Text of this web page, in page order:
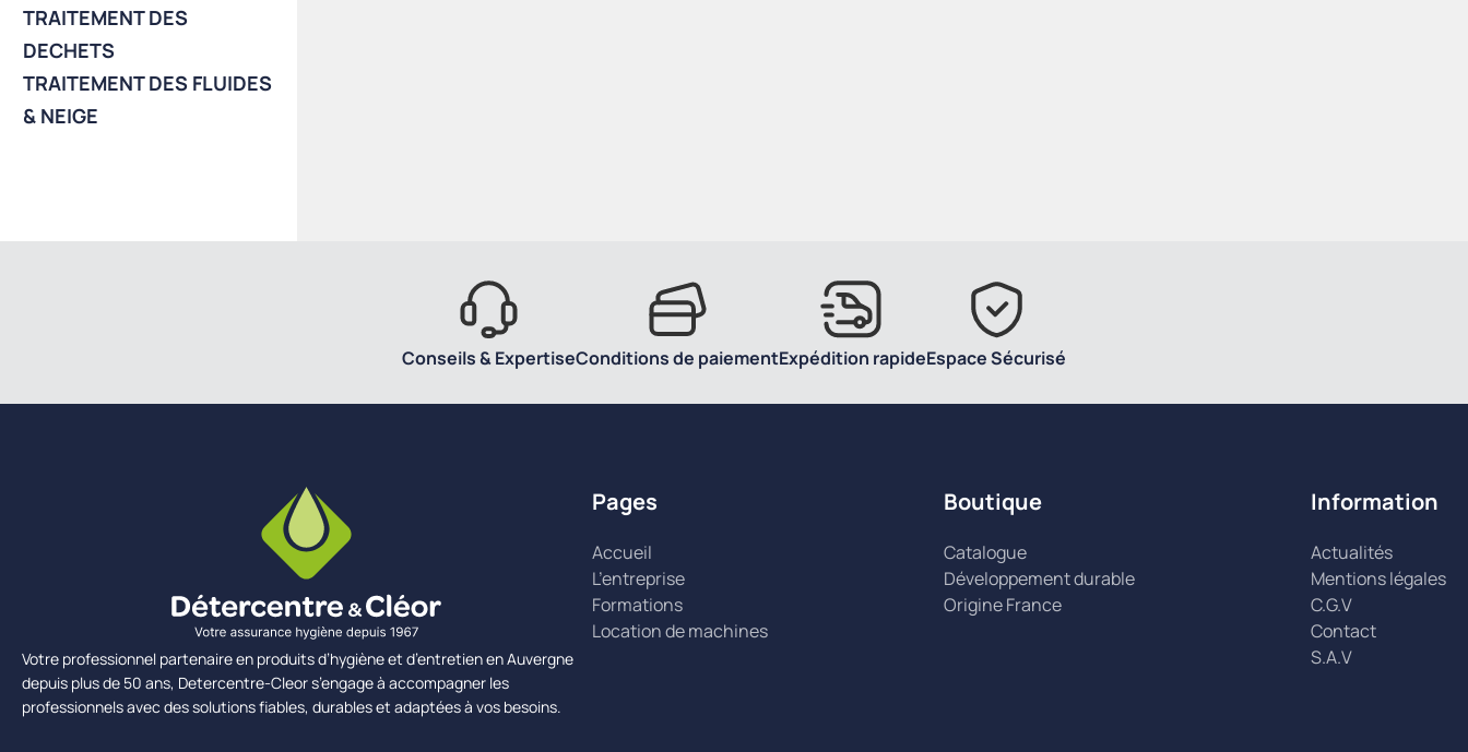
TRAITEMENT DES
DECHETS
TRAITEMENT DES FLUIDES
& NEIGE
Conseils & ExpertiseConditions de paiementExpédition rapideEspace Sécurisé
Votre professionnel partenaire en produits d’hygiène et d’entretien en Auvergne
depuis plus de 50 ans, Detercentre-Cleor s’engage à accompagner les
professionnels avec des solutions fiables, durables et adaptées à vos besoins.
Pages
Accueil
L’entreprise
Formations
Location de machines
Boutique
Catalogue
Développement durable
Origine France
Information
Actualités
Mentions légales
C.G.V
Contact
S.A.V